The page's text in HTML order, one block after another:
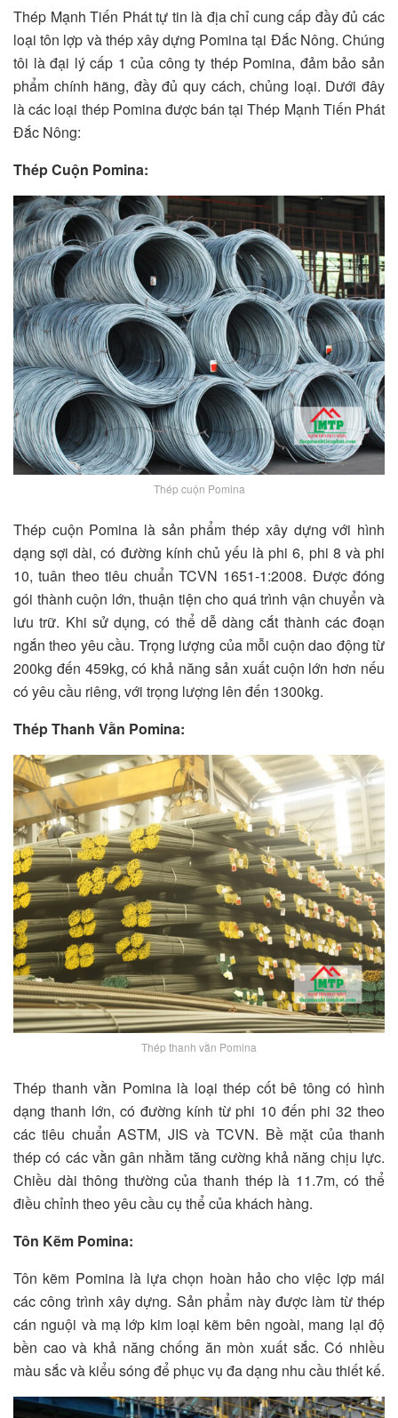
Thép Mạnh Tiến Phát tự tin là địa chỉ cung cấp đầy đủ các
loại tôn lợp và thép xây dựng Pomina tại Đắc Nông. Chúng
tôi là đại lý cấp 1 của công ty thép Pomina, đảm bảo sản
phẩm chính hãng, đầy đủ quy cách, chủng loại. Dưới đây
là các loại thép Pomina được bán tại Thép Mạnh Tiến Phát
Đắc Nông:
Thép Cuộn Pomina:
Thép cuộn Pomina
Thép cuộn Pomina là sản phẩm thép xây dựng với hình
dạng sợi dài, có đường kính chủ yếu là phi 6, phi 8 và phi
10, tuân theo tiêu chuẩn TCVN 1651-1:2008. Được đóng
gói thành cuộn lớn, thuận tiện cho quá trình vận chuyển và
lưu trữ. Khi sử dụng, có thể dễ dàng cắt thành các đoạn
ngắn theo yêu cầu. Trọng lượng của mỗi cuộn dao động từ
200kg đến 459kg, có khả năng sản xuất cuộn lớn hơn nếu
có yêu cầu riêng, với trọng lượng lên đến 1300kg.
Thép Thanh Vằn Pomina:
Thép thanh vằn Pomina
Thép thanh vằn Pomina là loại thép cốt bê tông có hình
dạng thanh lớn, có đường kính từ phi 10 đến phi 32 theo
các tiêu chuẩn ASTM, JIS và TCVN. Bề mặt của thanh
thép có các vằn gân nhằm tăng cường khả năng chịu lực.
Chiều dài thông thường của thanh thép là 11.7m, có thể
điều chỉnh theo yêu cầu cụ thể của khách hàng.
Tôn Kẽm Pomina:
Tôn kẽm Pomina là lựa chọn hoàn hảo cho việc lợp mái
các công trình xây dựng. Sản phẩm này được làm từ thép
cán nguội và mạ lớp kim loại kẽm bên ngoài, mang lại độ
bền cao và khả năng chống ăn mòn xuất sắc. Có nhiều
màu sắc và kiểu sóng để phục vụ đa dạng nhu cầu thiết kế.